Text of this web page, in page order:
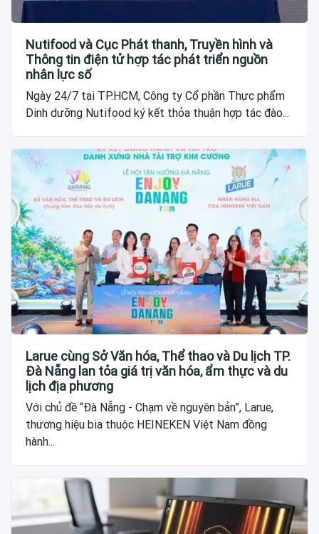
Nutifood và Cục Phát thanh, Truyền hình và
Thông tin điện tử hợp tác phát triển nguồn
nhân lực số
Ngày 24/7 tại TP.HCM, Công ty Cổ phần Thực phẩm
Dinh dưỡng Nutifood ký kết thỏa thuận hợp tác đào...
Larue cùng Sở Văn hóa, Thể thao và Du lịch TP.
Đà Nẵng lan tỏa giá trị văn hóa, ẩm thực và du
lịch địa phương
Với chủ đề “Đà Nẵng - Chạm về nguyên bản”, Larue,
thương hiệu bia thuộc HEINEKEN Việt Nam đồng
hành...